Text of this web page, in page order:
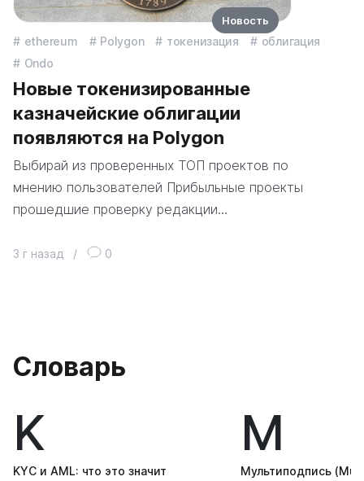
ethereum Polygon токенизация
облигация
Ondo
Новые токенизированные
казначейские облигации
появляются на Polygon
Выбирай из проверенных ТОП проектов по
мнению пользователей Прибыльные проекты
прошедшие проверку редакции…
3 г назад / 0
Новость
Словарь
K
KYС и AML: что это значит
М
Мультиподпись